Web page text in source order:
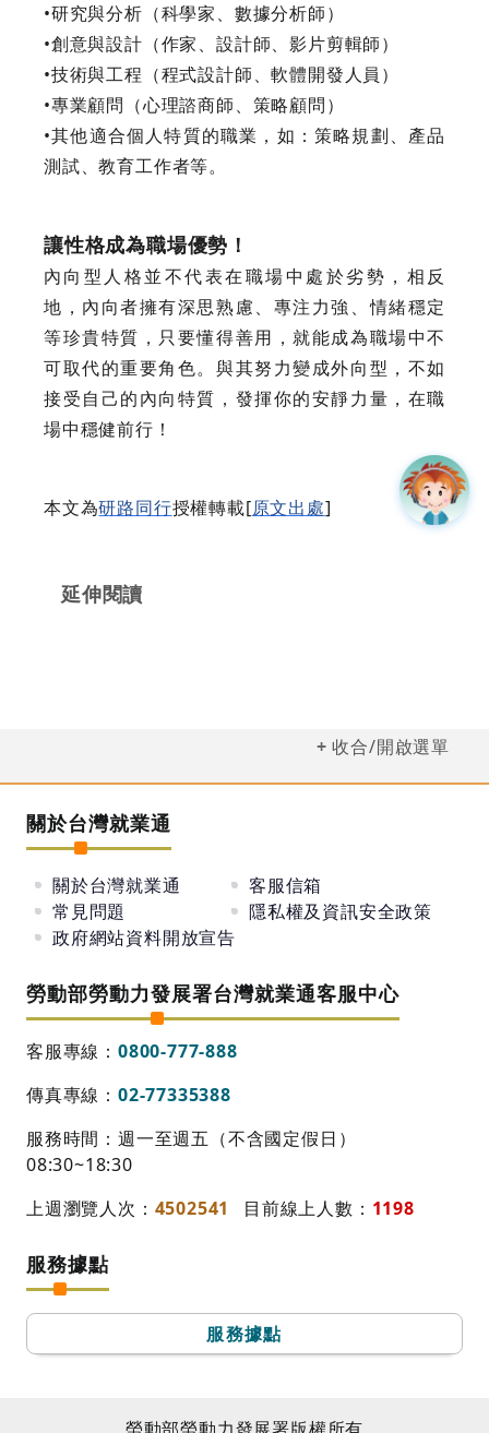
•研究與分析（科學家、數據分析師）
•創意與設計（作家、設計師、影片剪輯師）
•技術與工程（程式設計師、軟體開發人員）
•專業顧問（心理諮商師、策略顧問）
•其他適合個人特質的職業，如：策略規劃、產品
測試、教育工作者等。
讓性格成為職場優勢！
內向型人格並不代表在職場中處於劣勢，相反
地，內向者擁有深思熟慮、專注力強、情緒穩定
等珍貴特質，只要懂得善用，就能成為職場中不
可取代的重要角色。與其努力變成外向型，不如
接受自己的內向特質，發揮你的安靜力量，在職
場中穩健前行！
本文為研路同行授權轉載[原文出處]
延伸閱讀
收合/開啟選單
關於台灣就業通
關於台灣就業通
客服信箱
常見問題
隱私權及資訊安全政策
政府網站資料開放宣告
勞動部勞動力發展署台灣就業通客服中心
客服專線： 0800-777-888
傳真專線： 02-77335388
服務時間：週一至週五（不含國定假日）
08:30~18:30
上週瀏覽人次： 4502541 目前線上人數： 1198
服務據點
服務據點